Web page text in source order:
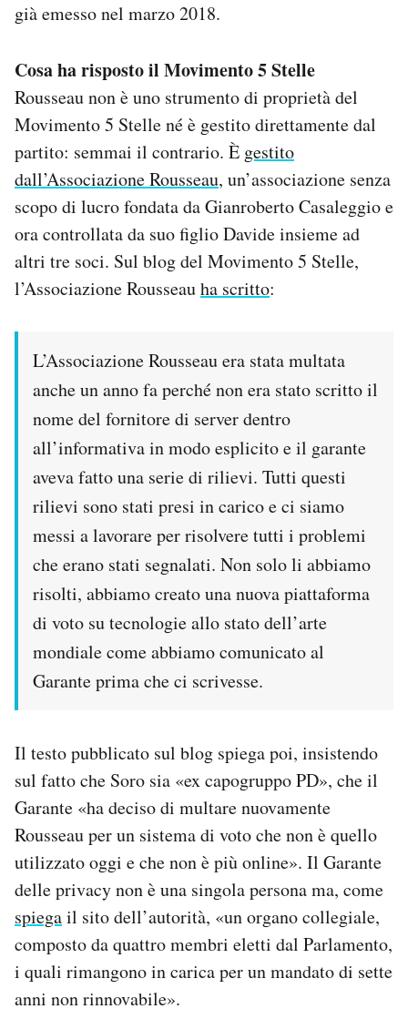
già emesso nel marzo 2018.
Cosa ha risposto il Movimento 5 Stelle
Rousseau non è uno strumento di proprietà del
Movimento 5 Stelle né è gestito direttamente dal
partito: semmai il contrario. È gestito
dall’Associazione Rousseau, un’associazione senza
scopo di lucro fondata da Gianroberto Casaleggio e
ora controllata da suo figlio Davide insieme ad
altri tre soci. Sul blog del Movimento 5 Stelle,
l’Associazione Rousseauha scritto:
L’Associazione Rousseau era stata multata
anche un anno fa perché non era stato scritto il
nome del fornitore di server dentro
all’informativa in modo esplicito e il garante
aveva fatto una serie di rilievi. Tutti questi
rilievi sono stati presi in carico e ci siamo
messi a lavorare per risolvere tutti i problemi
che erano stati segnalati. Non solo li abbiamo
risolti, abbiamo creato una nuova piattaforma
di voto su tecnologie allo stato dell’arte
mondiale come abbiamo comunicato al
Garante prima che ci scrivesse.
Il testo pubblicato sul blog spiega poi, insistendo
sul fatto che Soro sia «ex capogruppo PD», che il
Garante «ha deciso di multare nuovamente
Rousseau per un sistema di voto che non è quello
utilizzato oggi e che non è più online». Il Garante
delle privacy non è una singola persona ma, come
spiegail sito dell’autorità, «un organo collegiale,
composto da quattro membri eletti dal Parlamento,
i quali rimangono in carica per un mandato di sette
anni non rinnovabile».